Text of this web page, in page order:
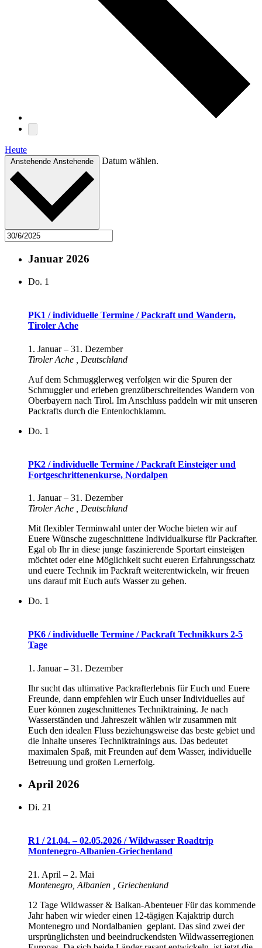
Heute
Anstehende Anstehende Datum wählen.
Januar 2026
Do. 1
PK1 / individuelle Termine / Packraft und Wandern,
Tiroler Ache
1. Januar– 31. Dezember
Tiroler Ache
, Deutschland
Auf dem Schmugglerweg verfolgen wir die Spuren der
Schmuggler und erleben grenzüberschreitendes Wandern von
Oberbayern nach Tirol. Im Anschluss paddeln wir mit unseren
Packrafts durch die Entenlochklamm.
Do. 1
PK2 / individuelle Termine / Packraft Einsteiger und
Fortgeschrittenenkurse, Nordalpen
1. Januar– 31. Dezember
Tiroler Ache
, Deutschland
Mit flexibler Terminwahl unter der Woche bieten wir auf
Euere Wünsche zugeschnittene Individualkurse für Packrafter.
Egal ob Ihr in diese junge faszinierende Sportart einsteigen
möchtet oder eine Möglichkeit sucht eueren Erfahrungsschatz
und euere Technik im Packraft weiterentwickeln, wir freuen
uns darauf mit Euch aufs Wasser zu gehen.
Do. 1
PK6 / individuelle Termine / Packraft Technikkurs 2-5
Tage
1. Januar– 31. Dezember
Ihr sucht das ultimative Packrafterlebnis für Euch und Euere
Freunde, dann empfehlen wir Euch unser Individuelles auf
Euer können zugeschnittenes Techniktraining. Je nach
Wasserständen und Jahreszeit wählen wir zusammen mit
Euch den idealen Fluss beziehungsweise das beste gebiet und
die Inhalte unseres Techniktrainings aus. Das bedeutet
maximalen Spaß, mit Freunden auf dem Wasser, individuelle
Betreuung und großen Lernerfolg.
April 2026
Di. 21
R1 / 21.04. – 02.05.2026 / Wildwasser Roadtrip
Montenegro-Albanien-Griechenland
21. April – 2. Mai
Montenegro, Albanien
, Griechenland
12 Tage Wildwasser & Balkan-Abenteuer Für das kommende
Jahr haben wir wieder einen 12-tägigen Kajaktrip durch
Montenegro und Nordalbanien geplant. Das sind zwei der
ursprünglichsten und beeindruckendsten Wildwasserregionen